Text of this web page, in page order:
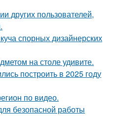
других пользователей,
спорных дизайнерских
на столе удивите.
построить в 2025 году
по видео.
безопасной работы